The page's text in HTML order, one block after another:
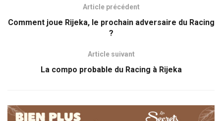
Article précédent
Comment joue Rijeka, le prochain adversaire du Racing
?
Article suivant
La compo probable du Racing à Rijeka